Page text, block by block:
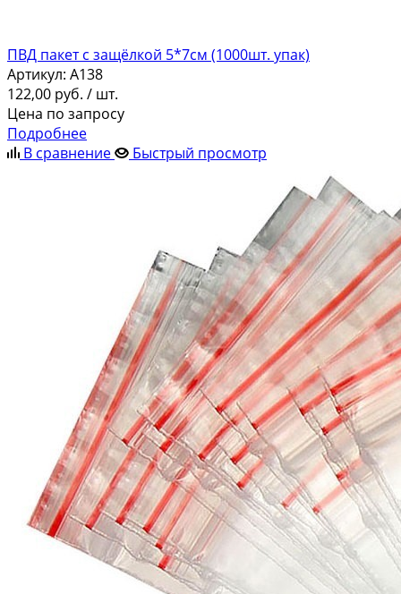
ПВД пакет с защёлкой 5*7см (1000шт. упак)
Артикул: A138
122,00 руб. / шт.
Цена по запросу
Подробнее
В сравнение
Быстрый просмотр